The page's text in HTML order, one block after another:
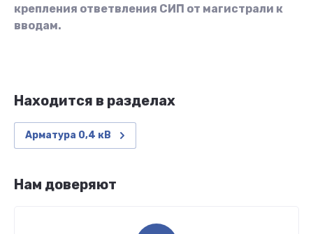
крепления ответвления СИП от магистрали к
вводам.
Находится в разделах
Арматура 0,4 кВ
Нам доверяют